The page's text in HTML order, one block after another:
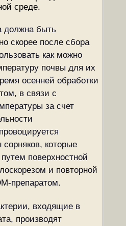
среде.
должна быть
скорее после сбора
как можно
почвы для их
осенней обработки
в связи с
за счет
которые
поверхностной
и повторной
препаратом.
входящие в
производят